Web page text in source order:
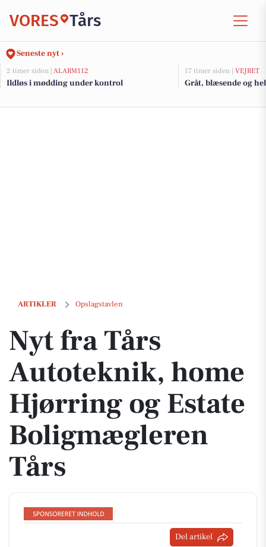
VORES Tårs
Seneste nyt ›
2 timer siden | ALARM112
Ildløs i mødding under kontrol
17 timer siden | VEJRET
Gråt, blæsende og
ARTIKLER Opslagstavlen
Nyt fra Tårs Autoteknik, home Hjørring og Estate Boligmægleren Tårs
Nyt fra Tårs
Autoteknik, home
Hjørring og Estate
Boligmægleren
Tårs
Del artikel